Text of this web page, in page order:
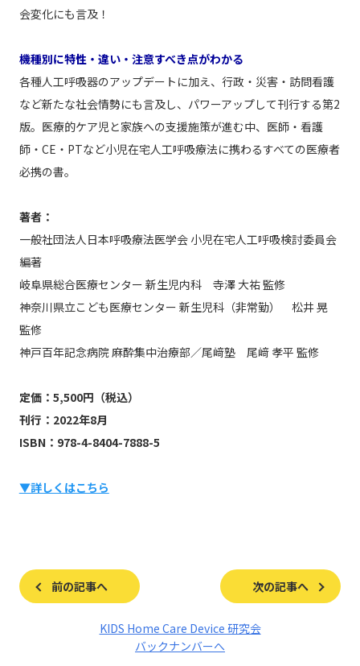
会変化にも言及！
機種別に特性・違い・注意すべき点がわかる
各種人工呼吸器のアップデートに加え、行政・災害・訪問看護
など新たな社会情勢にも言及し、パワーアップして刊行する第2
版。医療的ケア児と家族への支援施策が進む中、医師・看護
師・CE・PTなど小児在宅人工呼吸療法に携わるすべての医療者
必携の書。
著者：
一般社団法人日本呼吸療法医学会 小児在宅人工呼吸検討委員会
編著
岐阜県総合医療センター 新生児内科 寺澤 大祐 監修
神奈川県立こども医療センター 新生児科（非常勤） 松井 晃
監修
神戸百年記念病院 麻酔集中治療部／尾﨑塾 尾﨑 孝平 監修
定価：5,500円（税込）
刊行：2022年8月
ISBN：978-4-8404-7888-5
▼詳しくはこちら
前の記事へ 次の記事へ
KIDS Home Care Device 研究会
バックナンバーへ